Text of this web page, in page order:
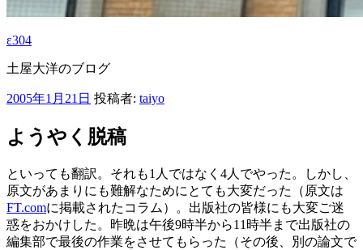
ε304
土屋大洋のブログ
投
日:
2005年1月21日 投稿者: taiyo
ようやく脱稿
といっても翻訳。それも1人ではなく4人でやった。しかし、
原文があまりにも難解なためにとても大変だった（原文は
FT.comに掲載されたコラム）。出版社の皆様にも大変ご迷
惑をおかけした。昨晩は午後9時半から11時半まで出版社の
編集部で最後の作業をさせてもらった（その後、別の論文で